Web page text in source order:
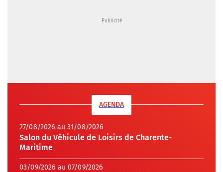
AGENDA
27/08/2026 au 31/08/2026
Salon du Véhicule de Loisirs de Charente-
Maritime
03/09/2026 au 07/09/2026